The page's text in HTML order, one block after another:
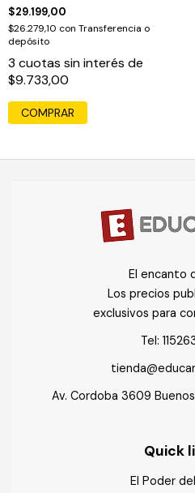
Educando
$29.199,00
$26.279,10 con Transferencia o
depósito
3 cuotas sin interés de
$9.733,00
El encanto
Los precios
exclusivos para
Tel:
Av. Cordoba 3609
Quick
El Poder